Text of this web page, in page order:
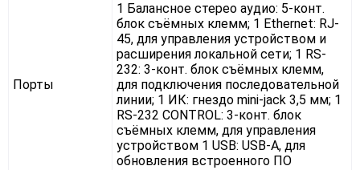
Порты
1 Балансное стерео аудио: 5-конт.
блок съёмных клемм; 1 Ethernet: RJ-
45, для управления устройством и
расширения локальной сети; 1 RS-
232: 3-конт. блок съёмных клемм,
для подключения последовательной
линии; 1 ИК: гнездо mini-jack 3,5 мм; 1
RS-232 CONTROL: 3-конт. блок
съёмных клемм, для управления
устройством 1 USB: USB-A, для
обновления встроенного ПО